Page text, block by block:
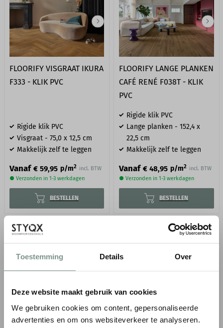
Toestemming Details Over
Deze website maakt gebruik van cookies
We gebruiken cookies om content, gepersonaliseerde
advertenties en om ons websiteverkeer te analyseren.
FLOORIFY VISGRAAT IKURA
F333 - KLIK PVC
Rigide klik PVC
Visgraat - 75,0 x 12,5 cm
Makkelijk zelf te leggen
Vanaf € 59,95 p/m2 incl. BTW
● Verzonden in 1-3 werkdagen
BESTELLEN
FLOORIFY LANGE PLANKEN
CAFÉ RENÉ F038T - KLIK
PVC
Rigide klik PVC
Lange planken - 152,4 x
22,5 cm
Makkelijk zelf te leggen
Vanaf € 48,95 p/m2 incl. BTW
● Verzonden in 1-3 werkdagen
BESTELLEN
verzending in NL & BE*